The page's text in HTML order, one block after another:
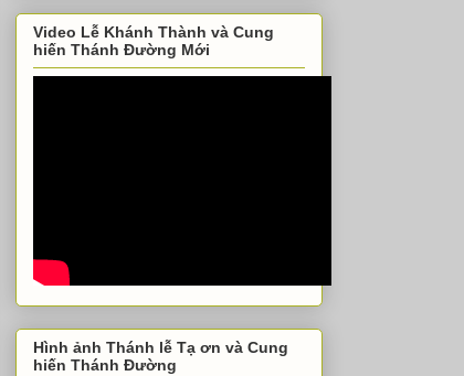
Video Lễ Khánh Thành và Cung
hiến Thánh Đường Mới
Hình ảnh Thánh lễ Tạ ơn và Cung
hiến Thánh Đường